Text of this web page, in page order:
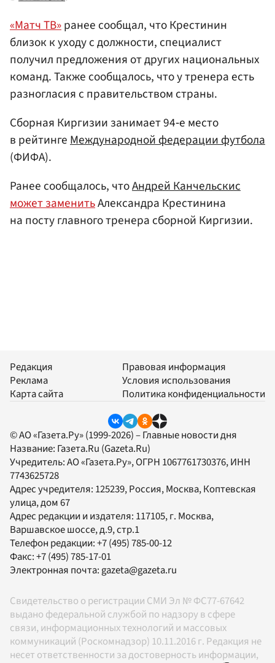
«Матч ТВ»ранее сообщал, что Крестинин
близок к уходу с должности, специалист
получил предложения от других национальных
команд. Также сообщалось, что у тренера есть
разногласия с правительством страны.
Сборная Киргизии занимает 94‑е место
в рейтингеМеждународной федерации футбола
(ФИФА).
Ранее сообщалось, чтоАндрей Канчельскис
может заменитьАлександра Крестинина
на посту главного тренера сборной Киргизии.
Редакция
Реклама
Карта сайта
Правовая информация
Условия использования
Политика конфиденциальности
© АО «Газета.Ру» (1999-2026) – Главные новости дня
Название: Газета.Ru (Gazeta.Ru)
Учредитель:АО «Газета.Ру», ОГРН 1067761730376, ИНН
7743625728
Адрес учредителя: 125239, Россия, Москва, Коптевская
улица, дом 67
Адрес редакции и издателя: 117105, г. Москва,
Варшавское шоссе, д.9, стр.1
Телефон редакции:+7 (495) 785-00-12
Факс:+7 (495) 785-17-01
Электронная почта: gazeta@gazeta.ru
Свидетельство о регистрации СМИ Эл № ФС77-67642
выдано федеральной службой по надзору в сфере
связи, информационных технологий и массовых
коммуникаций (Роскомнадзор) 10.11.2016 г. Редакция не
несет ответственности за достоверность информации,